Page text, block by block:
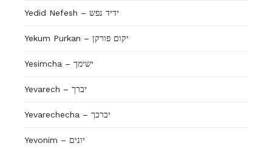
Yedid Nefesh – ידיד נפש
Yekum Purkan – יקום פורקן
Yesimcha – ישימך
Yevarech – יברך
Yevarechecha – יברכך
Yevonim – יונים